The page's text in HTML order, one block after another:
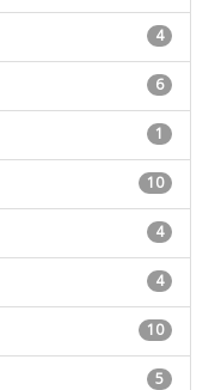
4
6
1
10
4
4
10
5